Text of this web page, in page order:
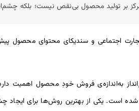
اجتماعی و سندیکای محتوای محصول پیش
به‌اندازه‌ی فروش خودِ محصول اهمیت
است. یکی از بهترین روش‌ها برای ایجاد